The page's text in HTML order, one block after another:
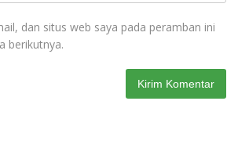
dan situs web saya pada peramban ini
berikutnya.